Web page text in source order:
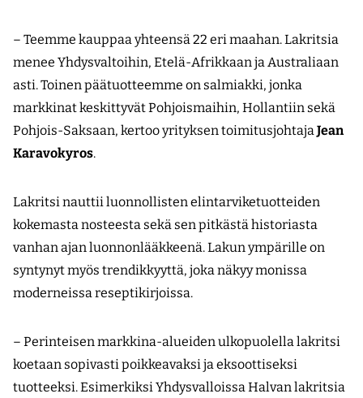
– Teemme kauppaa yhteensä 22 eri maahan. Lakritsia
menee Yhdysvaltoihin, Etelä-Afrikkaan ja Australiaan
asti. Toinen päätuotteemme on salmiakki, jonka
markkinat keskittyvät Pohjois­maihin, Hollantiin sekä
Pohjois-Saksaan, kertoo yrityksen toimitus­johtajaJean
Karavokyros.
Lakritsi nauttii luonnollisten elintarviketuotteiden
kokemasta nosteesta sekä sen pitkästä historiasta
vanhan ajan luonnon­lääkkeenä. Lakun ympärille on
syntynyt myös trendikkyyttä, joka näkyy monissa
moderneissa reseptikirjoissa.
– Perinteisen markkina-alueiden ulkopuolella lakritsi
koetaan sopivasti poikkeavaksi ja eksoottiseksi
tuotteeksi. ­Esimerkiksi Yhdysvalloissa Halvan lakritsia